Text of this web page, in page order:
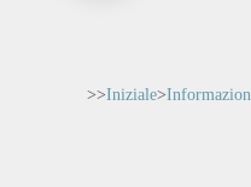
>>Iniziale>